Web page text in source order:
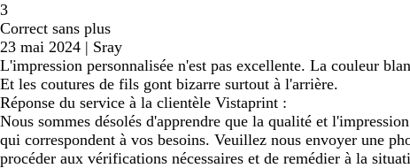
3
Correct sans plus
23 mai 2024 | Sray
L'impression personnalisée n'est pas excellente. La couleur
Et les coutures de fils gont bizarre surtout à l'arrière.
Réponse du service à la clientèle Vistaprint :
Nous sommes désolés d'apprendre que la qualité et
qui correspondent à vos besoins. Veuillez nous envoyer une
procéder aux vérifications nécessaires et de remédier à la